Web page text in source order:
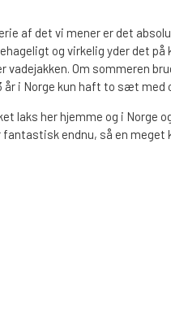
19 G
NET FC
FC
af det vi mener er det
og virkelig yder det
Om sommeren
i Norge kun haft to sæt
laks her hjemme og i
endnu, så en meget